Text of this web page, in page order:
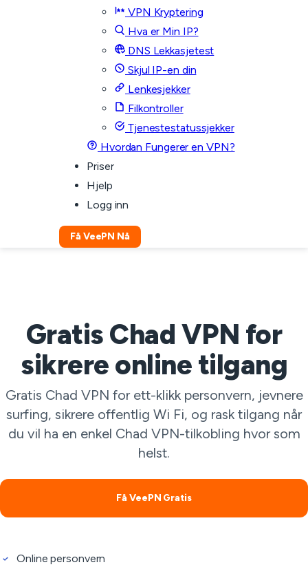
VPN Kryptering
Hva er Min IP?
DNS Lekkasjetest
Skjul IP-en din
Lenkesjekker
Filkontroller
Tjenestestatussjekker
Hvordan Fungerer en VPN?
Priser
Hjelp
Logg inn
Få VeePN Nå
Gratis Chad VPN for
sikrere online tilgang
Gratis Chad VPN for ett-klikk personvern, jevnere
surfing, sikrere offentlig Wi Fi, og rask tilgang når
du vil ha en enkel Chad VPN-tilkobling hvor som
helst.
Få VeePN Gratis
Online personvern